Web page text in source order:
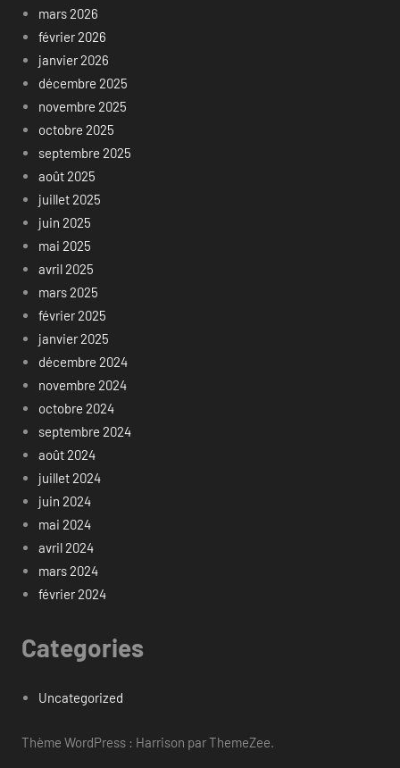
mars 2026
février 2026
janvier 2026
décembre 2025
novembre 2025
octobre 2025
septembre 2025
août 2025
juillet 2025
juin 2025
mai 2025
avril 2025
mars 2025
février 2025
janvier 2025
décembre 2024
novembre 2024
octobre 2024
septembre 2024
août 2024
juillet 2024
juin 2024
mai 2024
avril 2024
mars 2024
février 2024
Categories
Uncategorized
Thème WordPress : Harrison par ThemeZee.